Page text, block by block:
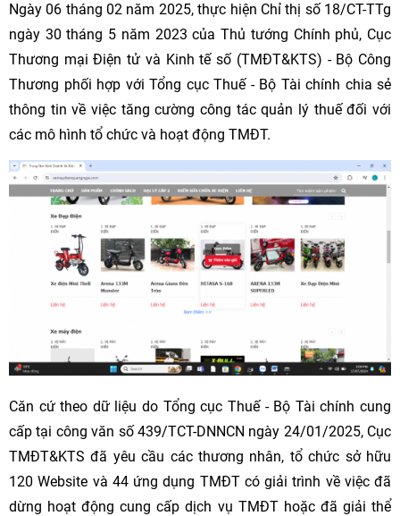
Ngày 06 tháng 02 năm 2025, thực hiện Chỉ thị số 18/CT-TTg
ngày 30 tháng 5 năm 2023 của Thủ tướng Chính phủ, Cục
Thương mại Điện tử và Kinh tế số (TMĐT&KTS) - Bộ Công
Thương phối hợp với Tổng cục Thuế - Bộ Tài chính chia sẻ
thông tin về việc tăng cường công tác quản lý thuế đối với
các mô hình tổ chức và hoạt động TMĐT.
Căn cứ theo dữ liệu do Tổng cục Thuế - Bộ Tài chính cung
cấp tại công văn số 439/TCT-DNNCN ngày 24/01/2025, Cục
TMĐT&KTS đã yêu cầu các thương nhân, tổ chức sở hữu
120 Website và 44 ứng dụng TMĐT có giải trình về việc đã
dừng hoạt động cung cấp dịch vụ TMĐT hoặc đã giải thể